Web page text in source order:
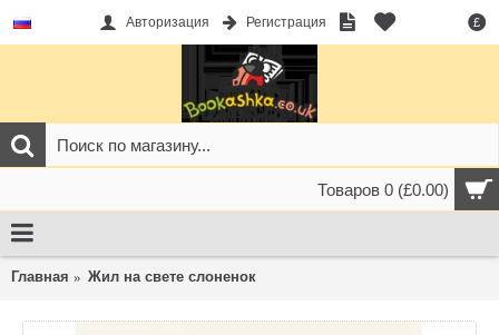
£
Авторизация Регистрация
Товаров 0 (£0.00)
Главная Жил на свете слоненок